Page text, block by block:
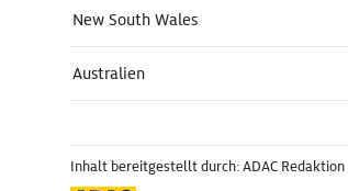
New South Wales
Australien
Inhalt bereitgestellt durch: ADAC Redaktion